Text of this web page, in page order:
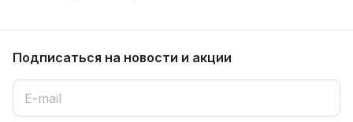
Подписаться на новости и акции